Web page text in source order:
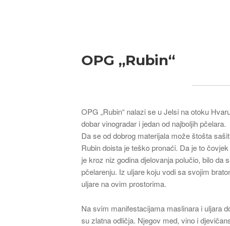
OPG „Rubin“
OPG „Rubin“ nalazi se u Jelsi na otoku
dobar vinogradar i jedan od najboljih pčelara.
Da se od dobrog materijala može štošta
Rubin doista je teško pronaći. Da je to
je kroz niz godina djelovanja polučio, bilo da
pčelarenju. Iz uljare koju vodi sa svojim
uljare na ovim prostorima.
Na svim manifestacijama maslinara i uljara
su zlatna odličja. Njegov med, vino i